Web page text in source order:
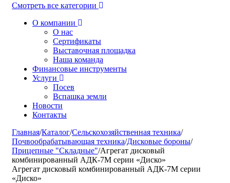
Смотреть все категории
О компании
О нас
Сертификаты
Выставочная площадка
Наша команда
Финансовые инструменты
Услуги
Посев
Вспашка земли
Новости
Контакты
Главная/Каталог/Сельскохозяйственная техника/
Почвообрабатывающая техника/Дисковые бороны/
Прицепные "Складные"/Агрегат дисковый
комбинированный АДК-7М серии «Диско»
Агрегат дисковый комбинированный АДК-7М серии
«Диско»